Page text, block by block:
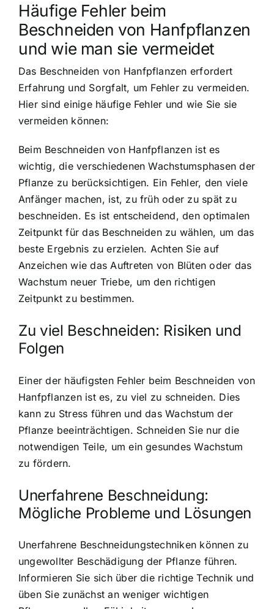
Häufige Fehler beim
Beschneiden von Hanfpflanzen
und wie man sie vermeidet
Das Beschneiden von Hanfpflanzen erfordert
Erfahrung und Sorgfalt, um Fehler zu vermeiden.
Hier sind einige häufige Fehler und wie Sie sie
vermeiden können:
Beim Beschneiden von Hanfpflanzen ist es
wichtig, die verschiedenen Wachstumsphasen der
Pflanze zu berücksichtigen. Ein Fehler, den viele
Anfänger machen, ist, zu früh oder zu spät zu
beschneiden. Es ist entscheidend, den optimalen
Zeitpunkt für das Beschneiden zu wählen, um das
beste Ergebnis zu erzielen. Achten Sie auf
Anzeichen wie das Auftreten von Blüten oder das
Wachstum neuer Triebe, um den richtigen
Zeitpunkt zu bestimmen.
Zu viel Beschneiden: Risiken und
Folgen
Einer der häufigsten Fehler beim Beschneiden von
Hanfpflanzen ist es, zu viel zu schneiden. Dies
kann zu Stress führen und das Wachstum der
Pflanze beeinträchtigen. Schneiden Sie nur die
notwendigen Teile, um ein gesundes Wachstum
zu fördern.
Unerfahrene Beschneidung:
Mögliche Probleme und Lösungen
Unerfahrene Beschneidungstechniken können zu
ungewollter Beschädigung der Pflanze führen.
Informieren Sie sich über die richtige Technik und
üben Sie zunächst an weniger wichtigen